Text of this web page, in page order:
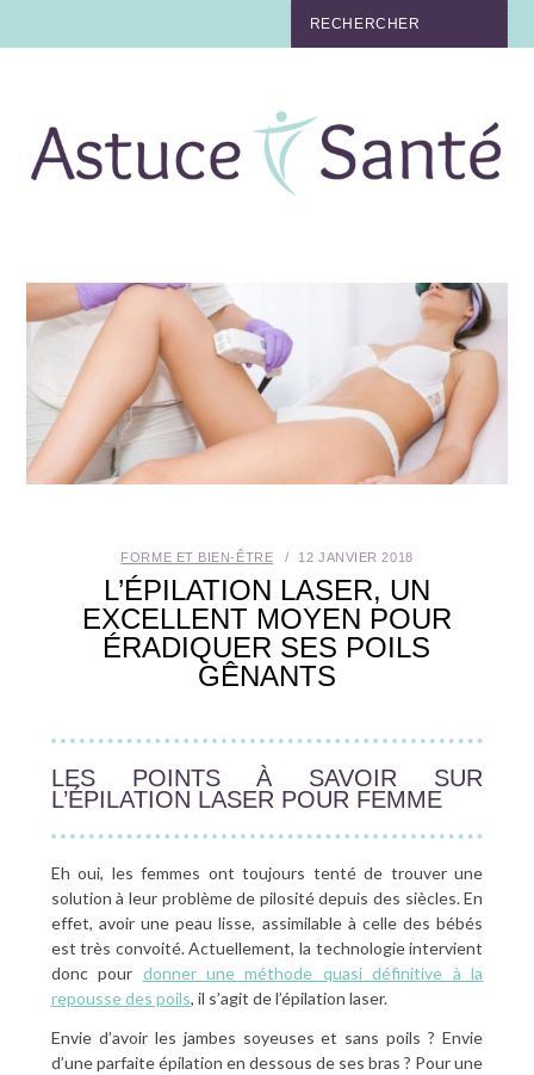
TABAC
NUTRITION
MÉDECINE
MÉDECINE DOUCE
SANTÉ BUCCO-DENTAIRE
SEXUALITÉ
CONTACT
FORME ET BIEN-ÊTRE 12 JANVIER 2018
L’ÉPILATION LASER, UN
EXCELLENT MOYEN POUR
ÉRADIQUER SES POILS
GÊNANTS
LES POINTS À SAVOIR SUR
L’ÉPILATION LASER POUR FEMME
Eh oui, les femmes ont toujours tenté de trouver une
solution à leur problème de pilosité depuis des siècles. En
effet, avoir une peau lisse, assimilable à celle des bébés
est très convoité. Actuellement, la technologie intervient
donc pour donner une méthode quasi définitive à la
repousse des poils, il s’agit de l’épilation laser.
Envie d’avoir les jambes soyeuses et sans poils ? Envie
d’une parfaite épilation en dessous de ses bras ? Pour une